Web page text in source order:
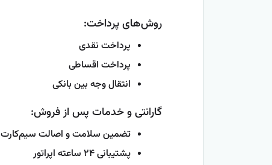
روش‌های پرداخت:
پرداخت نقدی
پرداخت اقساطی
انتقال وجه بین بانکی
گارانتی و خدمات پس از فروش:
تضمین سلامت و اصالت سیم‌کارت
پشتیبانی ۲۴ ساعته اپراتور